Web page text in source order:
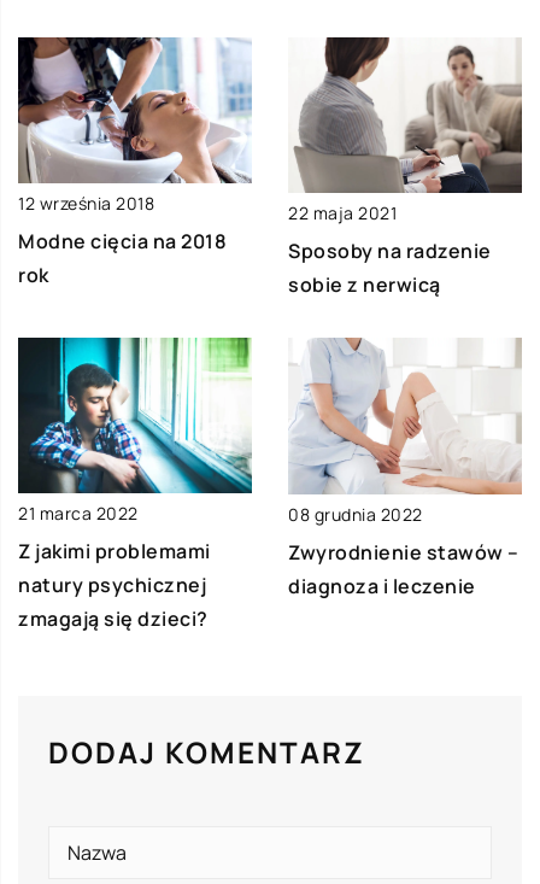
12 września 2018
Modne cięcia na 2018
rok
22 maja 2021
Sposoby na radzenie
sobie z nerwicą
21 marca 2022
Z jakimi problemami
natury psychicznej
zmagają się dzieci?
08 grudnia 2022
Zwyrodnienie stawów –
diagnoza i leczenie
DODAJ KOMENTARZ